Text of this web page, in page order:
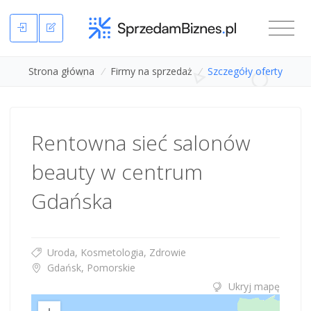
Strona główna / Firmy na sprzedaż / Szczegóły oferty
Rentowna sieć salonów
beauty w centrum
Gdańska
Uroda, Kosmetologia, Zdrowie
Gdańsk, Pomorskie
Ukryj mapę